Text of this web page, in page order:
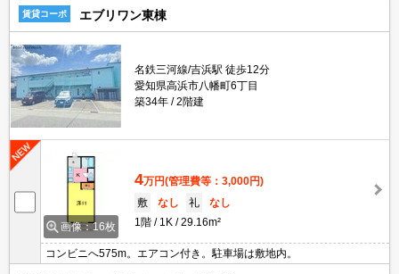
賃貸コーポ エブリワン東棟
名鉄三河線/吉浜駅 徒歩12分
愛知県高浜市八幡町6丁目
築34年
2階建
画像：16枚
4万円(管理費等：3,000円)
敷
なし 礼
なし
1階
1K 29.16m²
コンビニへ575m。エアコン付き。駐車場は敷地内。